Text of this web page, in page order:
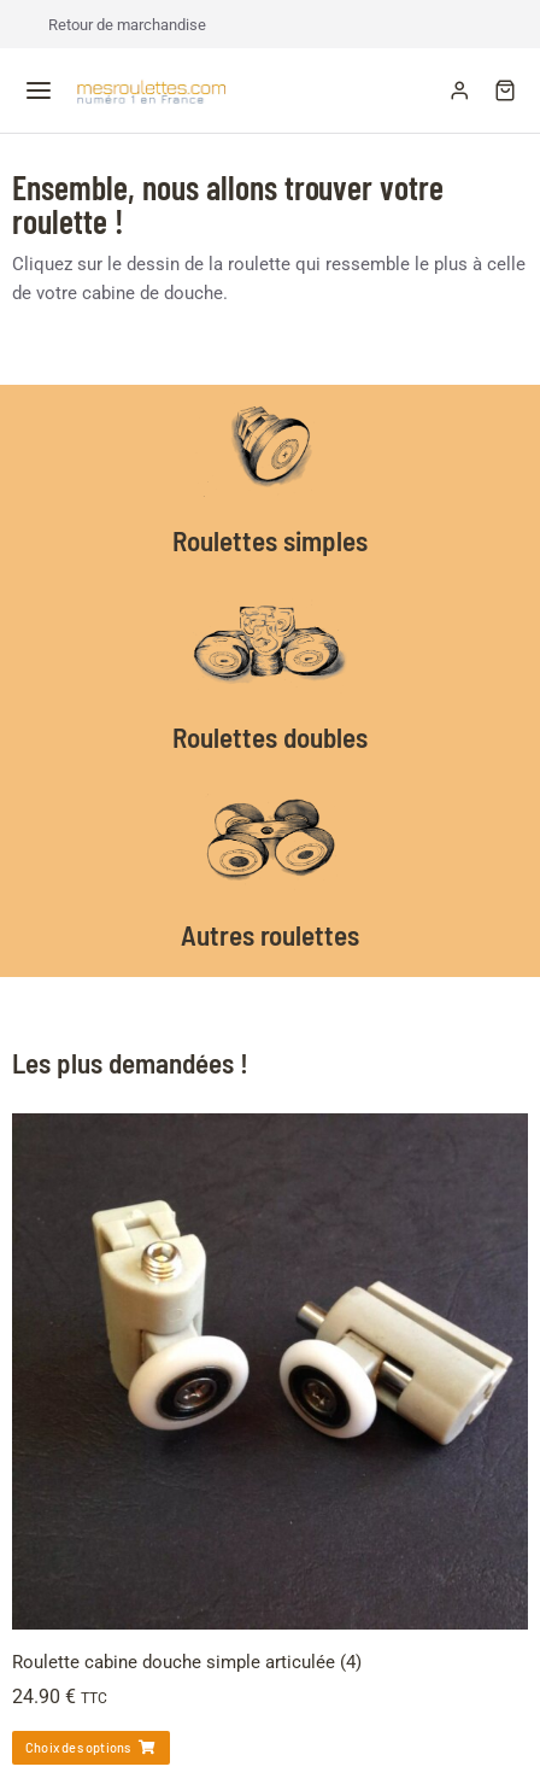
Retour de marchandise
Ensemble, nous allons trouver votre
roulette !
Cliquez sur le dessin de la roulette qui ressemble le plus à celle
de votre cabine de douche.
Roulettes simples
Roulettes doubles
Autres roulettes
Les plus demandées !
Roulette cabine douche simple articulée (4)
24.90 € TTC
Choix des options